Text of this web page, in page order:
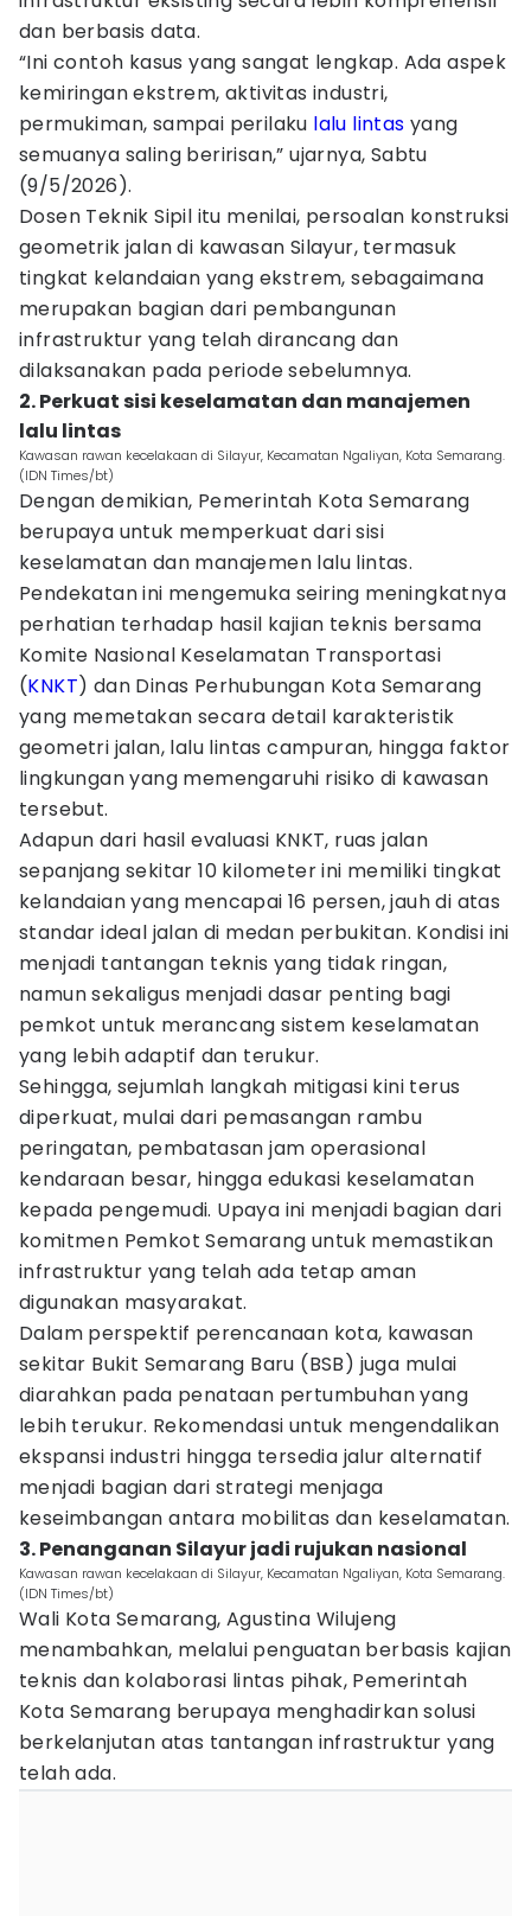
dan berbasis data.
“Ini contoh kasus yang sangat lengkap. Ada aspek
kemiringan ekstrem, aktivitas industri,
permukiman, sampai perilaku lalu lintas yang
semuanya saling beririsan,” ujarnya, Sabtu
(9/5/2026).
Dosen Teknik Sipil itu menilai, persoalan konstruksi
geometrik jalan di kawasan Silayur, termasuk
tingkat kelandaian yang ekstrem, sebagaimana
merupakan bagian dari pembangunan
infrastruktur yang telah dirancang dan
dilaksanakan pada periode sebelumnya.
2. Perkuat sisi keselamatan dan manajemen
lalu lintas
Kawasan rawan kecelakaan di Silayur, Kecamatan Ngaliyan, Kota Semarang.
(IDN Times/bt)
Dengan demikian, Pemerintah Kota Semarang
berupaya untuk memperkuat dari sisi
keselamatan dan manajemen lalu lintas.
Pendekatan ini mengemuka seiring meningkatnya
perhatian terhadap hasil kajian teknis bersama
Komite Nasional Keselamatan Transportasi
(KNKT) dan Dinas Perhubungan Kota Semarang
yang memetakan secara detail karakteristik
geometri jalan, lalu lintas campuran, hingga faktor
lingkungan yang memengaruhi risiko di kawasan
tersebut.
Adapun dari hasil evaluasi KNKT, ruas jalan
sepanjang sekitar 10 kilometer ini memiliki tingkat
kelandaian yang mencapai 16 persen, jauh di atas
standar ideal jalan di medan perbukitan. Kondisi ini
menjadi tantangan teknis yang tidak ringan,
namun sekaligus menjadi dasar penting bagi
pemkot untuk merancang sistem keselamatan
yang lebih adaptif dan terukur.
Sehingga, sejumlah langkah mitigasi kini terus
diperkuat, mulai dari pemasangan rambu
peringatan, pembatasan jam operasional
kendaraan besar, hingga edukasi keselamatan
kepada pengemudi. Upaya ini menjadi bagian dari
komitmen Pemkot Semarang untuk memastikan
infrastruktur yang telah ada tetap aman
digunakan masyarakat.
Dalam perspektif perencanaan kota, kawasan
sekitar Bukit Semarang Baru (BSB) juga mulai
diarahkan pada penataan pertumbuhan yang
lebih terukur. Rekomendasi untuk mengendalikan
ekspansi industri hingga tersedia jalur alternatif
menjadi bagian dari strategi menjaga
keseimbangan antara mobilitas dan keselamatan.
3. Penanganan Silayur jadi rujukan nasional
Kawasan rawan kecelakaan di Silayur, Kecamatan Ngaliyan, Kota Semarang.
(IDN Times/bt)
Wali Kota Semarang, Agustina Wilujeng
menambahkan, melalui penguatan berbasis kajian
teknis dan kolaborasi lintas pihak, Pemerintah
Kota Semarang berupaya menghadirkan solusi
berkelanjutan atas tantangan infrastruktur yang
telah ada.